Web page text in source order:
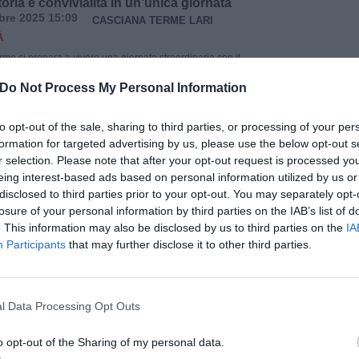
Do Not Process My Personal Information
opt-out of the sale, sharing to third parties, or processing of your
for targeted advertising by us, please use the below opt-out
selection. Please note that after your opt-out request is processed
interest-based ads based on personal information utilized by us
to third parties prior to your opt-out. You may separately
of your personal information by third parties on the IAB’s list of
This information may also be disclosed by us to third parties on the
Participants that may further disclose it to other third parties.
Data Processing Opt Outs
opt-out of the Sharing of my personal data.
e convivialità in un’unica giornata
2025 15:09
CASCIANA TERME LARI
si prepara a vivere una giornata straordinaria con il
domenica 26 ottobre coloreranno le strade del
Naturale di Casciana Terme, con […]
Leggi tutto →
al via il censimento Istat 2025
coinvolti 5 comuni
2025 15:57 VALDERA
territorio dell’Unione Valdera, l’indagine quest’anno
un campione di abitanti dei comuni di
sono […]